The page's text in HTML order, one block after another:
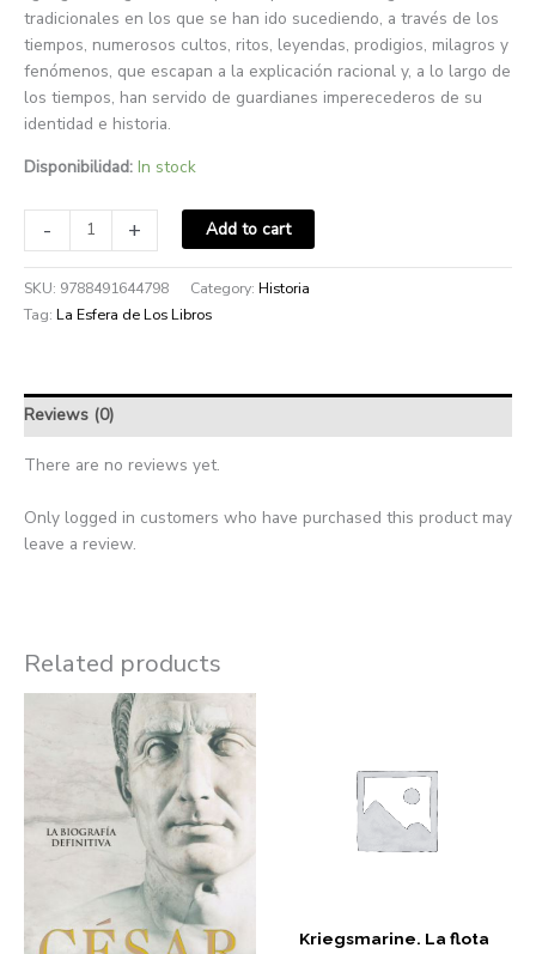
tradicionales en los que se han ido sucediendo, a través de los
tiempos, numerosos cultos, ritos, leyendas, prodigios, milagros y
fenómenos, que escapan a la explicación racional y, a lo largo de
los tiempos, han servido de guardianes imperecederos de su
identidad e historia.
Disponibilidad: In stock
- + Add to cart
SKU: 9788491644798 Category: Historia
Tag: La Esfera de Los Libros
Reviews (0)
There are no reviews yet.
Only logged in customers who have purchased this product may
leave a review.
Related products
Kriegsmarine. La flota